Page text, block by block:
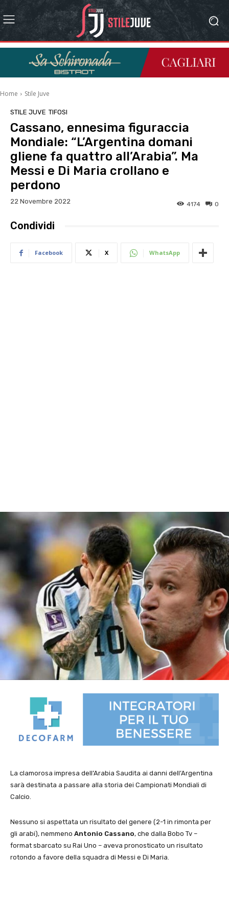
Home Stile Juve
STILE JUVE TIFOSI
Cassano, ennesima figuraccia
Mondiale: “L’Argentina domani
gliene fa quattro all’Arabia”. Ma
Messi e Di Maria crollano e
perdono
22 Novembre 2022 0
4174
Condividi
Facebook X WhatsApp
La clamorosa impresa dell’Arabia Saudita ai danni dell’Argentina
sarà destinata a passare alla storia dei Campionati Mondiali di
Calcio.
Nessuno si aspettata un risultato del genere (2-1 in rimonta per
gli arabi), nemmeno Antonio Cassano, che dalla Bobo Tv –
format sbarcato su Rai Uno – aveva pronosticato un risultato
rotondo a favore della squadra di Messi e Di Maria.